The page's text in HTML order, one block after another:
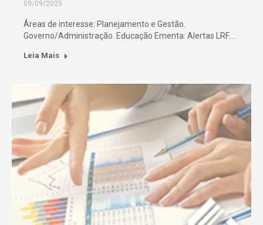
09/09/2025
Áreas de interesse: Planejamento e Gestão.
Governo/Administração. Educação Ementa: Alertas LRF.…
Leia Mais